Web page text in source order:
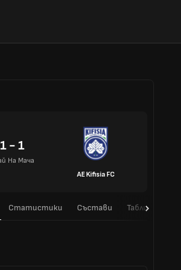
1 - 1
На Мача
AE Kifisia FC
Статистики Състави Таблица